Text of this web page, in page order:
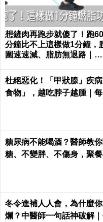
想鏟肉再跑步就傻了！跑60
分鐘比不上這樣做1分鐘，
圍速速減、脂肪無退路｜每
杜絕惡化！「甲狀腺」疾
食物」，越吃脖子越腫｜
糖尿病不能喝酒？醫師教
糖、不變胖、不傷身，聚
冬令進補人人會，為什麼
爛？中醫師一句話神破解